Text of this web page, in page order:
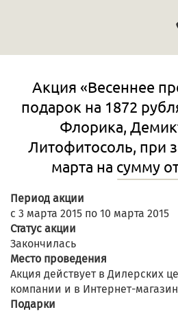
Акция «Весеннее
подарок на 1872
Флорика,
Литофитосоль, при
марта на сумму
Период акции
с 3 марта 2015 по 10 марта 2015
Статус акции
Закончилась
Место проведения
Акция действует в Дилерских
компании и в Интернет-
Подарки